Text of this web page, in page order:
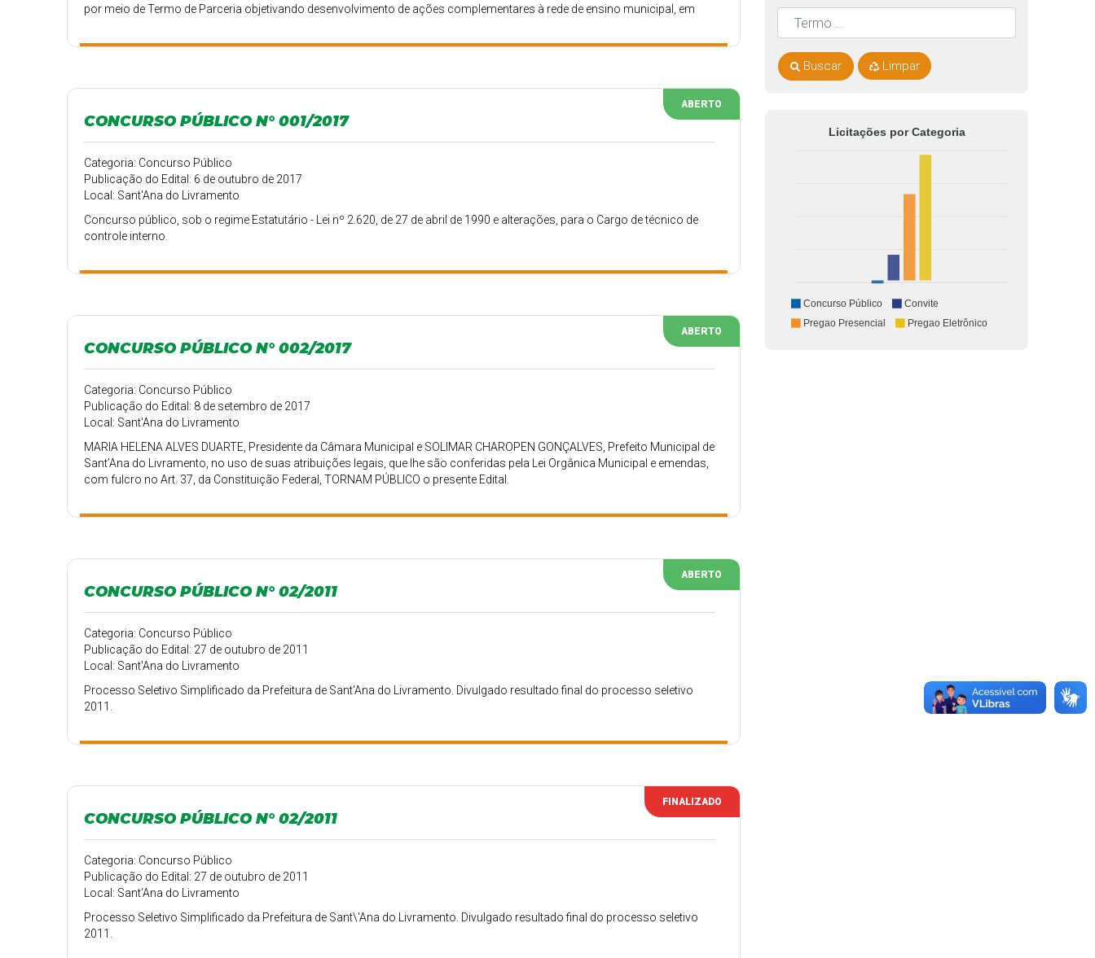
por meio de Termo de Parceria objetivando desenvolvimento de ações complementares à rede de ensino municipal, em
vínculo de cooperação entre as partes
ABERTO
CONCURSO PÚBLICO N° 001/2017
Categoria: Concurso Público
Publicação do Edital: 6 de outubro de 2017
Local: Sant'Ana do Livramento
Concurso público, sob o regime Estatutário - Lei nº 2.620, de 27 de abril de 1990 e alterações, para o Cargo de técnico de
controle interno.
ABERTO
CONCURSO PÚBLICO N° 002/2017
Categoria: Concurso Público
Publicação do Edital: 8 de setembro de 2017
Local: Sant'Ana do Livramento
MARIA HELENA ALVES DUARTE, Presidente da Câmara Municipal e SOLIMAR CHAROPEN GONÇALVES, Prefeito Municipal de
Sant’Ana do Livramento, no uso de suas atribuições legais, que lhe são conferidas pela Lei Orgânica Municipal e emendas,
com fulcro no Art. 37, da Constituição Federal, TORNAM PÚBLICO o presente Edital.
ABERTO
CONCURSO PÚBLICO N° 02/2011
Categoria: Concurso Público
Publicação do Edital: 27 de outubro de 2011
Local: Sant'Ana do Livramento
Processo Seletivo Simplificado da Prefeitura de Sant'Ana do Livramento. Divulgado resultado final do processo seletivo
2011.
FINALIZADO
CONCURSO PÚBLICO N° 02/2011
Categoria: Concurso Público
Publicação do Edital: 27 de outubro de 2011
Local: Sant'Ana do Livramento
Processo Seletivo Simplificado da Prefeitura de Sant\'Ana do Livramento. Divulgado resultado final do processo seletivo
2011.
Buscar Limpar
Licitações por Categoria
Concurso Público
Convite
Pregao Presencial
Pregao Eletrônico